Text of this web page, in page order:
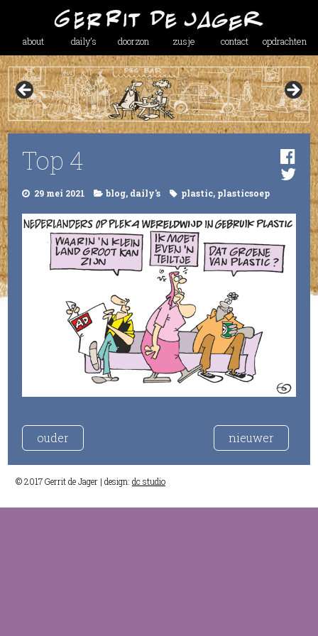
about daily’s doorzon zusje contact opdrachten
Top 4
29 mei 2021 blog, daily's plastic, plasticsoep
ouder nieuwer
© 2017 Gerrit de Jager | design: dc studio